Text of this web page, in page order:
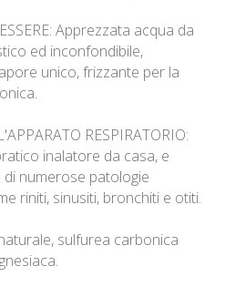
Apprezzata acqua da
ed inconfondibile,
unico, frizzante per la
RESPIRATORIO:
inalatore da casa, e
numerose patologie
riniti, sinusiti, bronchiti e otiti.
sulfurea carbonica